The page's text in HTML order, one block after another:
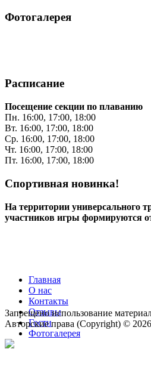
Фотогалерея
Расписание
Посещение секции по плаванию
Пн. 16:00, 17:00, 18:00
Вт. 16:00, 17:00, 18:00
Ср. 16:00, 17:00, 18:00
Чт. 16:00, 17:00, 18:00
Пт. 16:00, 17:00, 18:00
Спортивная новинка!
На территории
участников игры формируются
Главная
О нас
Контакты
Отзывы
Гости
Фотогалерея
Запрещено использование
Авторские права (Copyright) ©